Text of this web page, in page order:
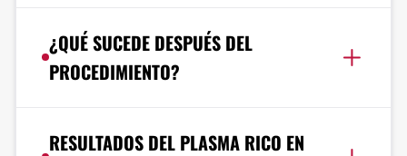
¿QUÉ SUCEDE DESPUÉS DEL
PROCEDIMIENTO?
RESULTADOS DEL PLASMA RICO EN